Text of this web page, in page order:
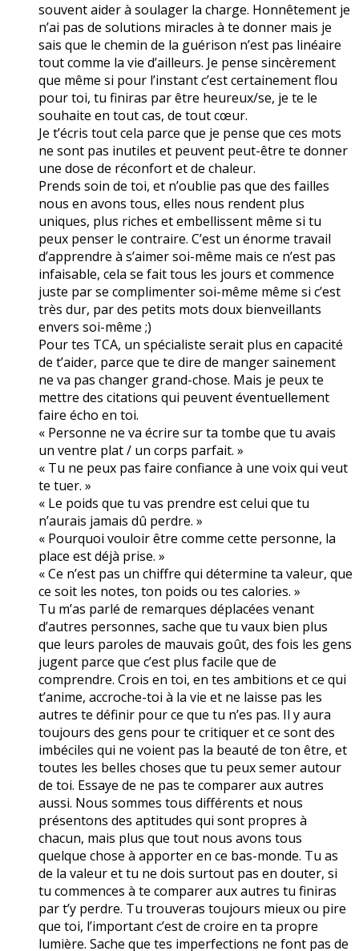
souvent aider à soulager la charge. Honnêtement je
n’ai pas de solutions miracles à te donner mais je
sais que le chemin de la guérison n’est pas linéaire
tout comme la vie d’ailleurs. Je pense sincèrement
que même si pour l’instant c’est certainement flou
pour toi, tu finiras par être heureux/se, je te le
souhaite en tout cas, de tout cœur.
Je t’écris tout cela parce que je pense que ces mots
ne sont pas inutiles et peuvent peut-être te donner
une dose de réconfort et de chaleur.
Prends soin de toi, et n’oublie pas que des failles
nous en avons tous, elles nous rendent plus
uniques, plus riches et embellissent même si tu
peux penser le contraire. C’est un énorme travail
d’apprendre à s’aimer soi-même mais ce n’est pas
infaisable, cela se fait tous les jours et commence
juste par se complimenter soi-même même si c’est
très dur, par des petits mots doux bienveillants
envers soi-même ;)
Pour tes TCA, un spécialiste serait plus en capacité
de t’aider, parce que te dire de manger sainement
ne va pas changer grand-chose. Mais je peux te
mettre des citations qui peuvent éventuellement
faire écho en toi.
« Personne ne va écrire sur ta tombe que tu avais
un ventre plat / un corps parfait. »
« Tu ne peux pas faire confiance à une voix qui veut
te tuer. »
« Le poids que tu vas prendre est celui que tu
n’aurais jamais dû perdre. »
« Pourquoi vouloir être comme cette personne, la
place est déjà prise. »
« Ce n’est pas un chiffre qui détermine ta valeur, que
ce soit les notes, ton poids ou tes calories. »
Tu m’as parlé de remarques déplacées venant
d’autres personnes, sache que tu vaux bien plus
que leurs paroles de mauvais goût, des fois les gens
jugent parce que c’est plus facile que de
comprendre. Crois en toi, en tes ambitions et ce qui
t’anime, accroche-toi à la vie et ne laisse pas les
autres te définir pour ce que tu n’es pas. Il y aura
toujours des gens pour te critiquer et ce sont des
imbéciles qui ne voient pas la beauté de ton être, et
toutes les belles choses que tu peux semer autour
de toi. Essaye de ne pas te comparer aux autres
aussi. Nous sommes tous différents et nous
présentons des aptitudes qui sont propres à
chacun, mais plus que tout nous avons tous
quelque chose à apporter en ce bas-monde. Tu as
de la valeur et tu ne dois surtout pas en douter, si
tu commences à te comparer aux autres tu finiras
par t’y perdre. Tu trouveras toujours mieux ou pire
que toi, l’important c’est de croire en ta propre
lumière. Sache que tes imperfections ne font pas de